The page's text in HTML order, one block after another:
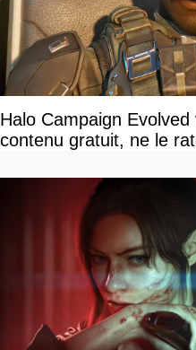
Halo Campaign
contenu gratuit, ne le